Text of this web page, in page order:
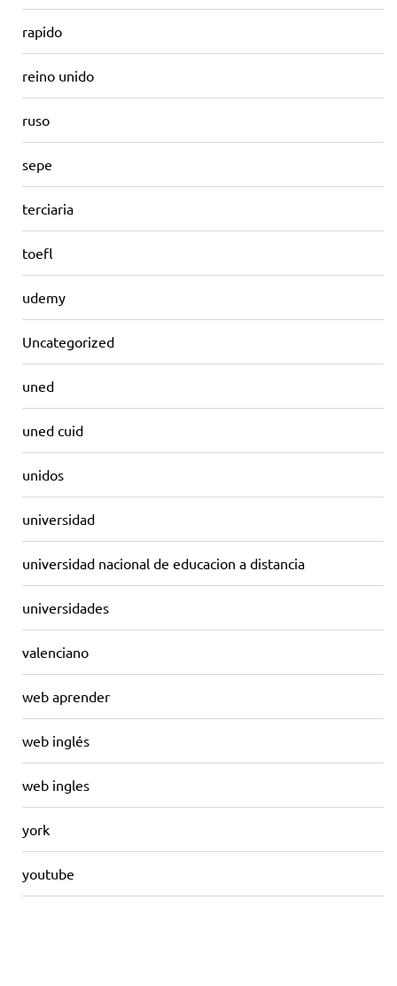
rapido
reino unido
ruso
sepe
terciaria
toefl
udemy
Uncategorized
uned
uned cuid
unidos
universidad
universidad nacional de educacion a distancia
universidades
valenciano
web aprender
web inglés
web ingles
york
youtube